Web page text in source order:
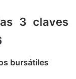
3 claves
bursátiles